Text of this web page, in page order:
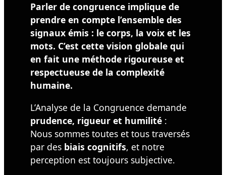
Parler de congruence implique de
prendre en compte l’ensemble des
signaux émis : le corps, la voix et les
mots. C’est cette vision globale qui
en fait une méthode rigoureuse et
respectueuse de la complexité
humaine.
L’Analyse de la Congruence demande
prudence, rigueur et humilité :
Nous sommes toutes et tous traversés
par des biais cognitifs, et notre
perception est toujours subjective.